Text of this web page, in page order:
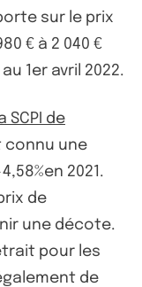
sur le prix
€ à 2 040 €
1er avril 2022.
SCPI de
connu une
2021.
de
une décote.
pour les
de